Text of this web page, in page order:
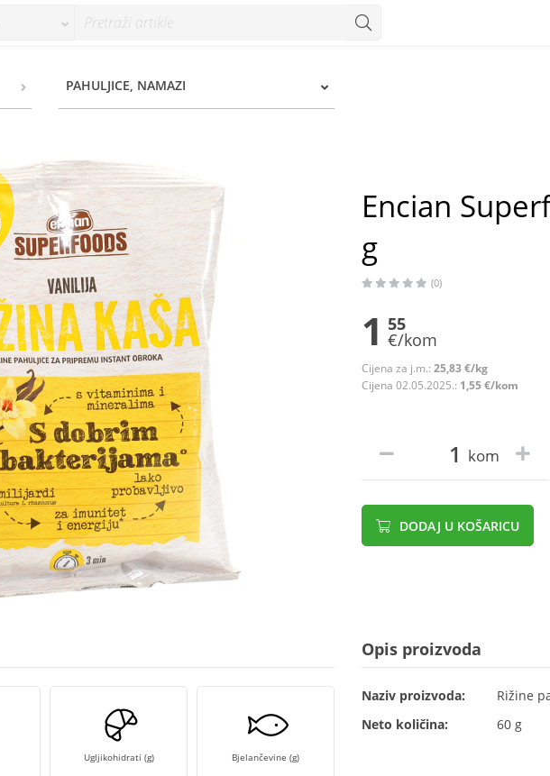
PAHULJICE, NAMAZI
Encian
g
(0)
1 55
€/kom
Cijena za j.m.: 25,83 €/kg
Cijena 02.05.2025.: 1,55 €/kom
kom
DODAJ U KOŠARICU
Ugljikohidrati (g) Bjelančevine (g)
Opis proizvoda
Naziv proizvoda:
Rižine
Neto količina:
60 g